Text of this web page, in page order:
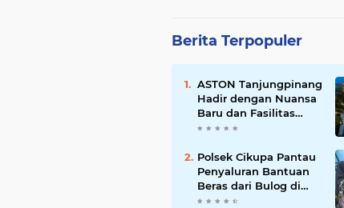
Berita Terpopuler
ASTON Tanjungpinang
Hadir dengan Nuansa
Baru dan Fasilitas
Lengkap untuk
Polsek Cikupa Pantau
Penyaluran Bantuan
Beras dari Bulog di
Desa Pasir Gadung